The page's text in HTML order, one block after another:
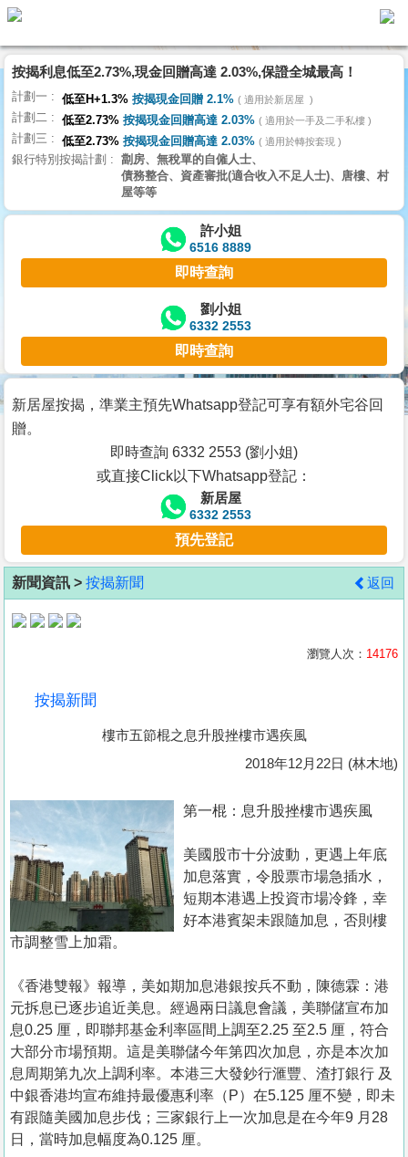
代
理
主
頁
搵
樓/
交
業
主
宅
谷
按
客
地
產
業
手
冊
關
我
們
按揭利息低至2.73%,現金回贈高達 2.03%,保證全城最高！
計劃一 低至H+1.3% 按揭現金回贈 2.1% 適用於新居屋
計劃二 低至2.73% 按揭現金回贈高達 2.03% 適用於一手及二手私樓
計劃三 低至2.73% 按揭現金回贈高達 2.03% 適用於轉按套現
銀行特別按揭計劃
劏房、無稅單的自僱人士、
債務整合、資產審批(適合收入不足人士)、唐樓、村
屋等等
許小姐
6516 8889
即時查詢
劉小姐
6332 2553
即時查詢
新居屋按揭，準業主預先Whatsapp登記可享有額外宅谷回
贈。
即時查詢 6332 2553 (劉小姐)
或直接Click以下Whatsapp登記：
新居屋
6332 2553
預先登記
新聞資訊 > 按揭新聞 返回
瀏覽人次： 14176
按揭新聞
樓市五節棍之息升股挫樓市遇疾風
2018年12月22日 (林木地)
第一棍：息升股挫樓市遇疾風
美國股市十分波動，更遇上年底
加息落實，令股票市場急插水，
短期本港遇上投資市場冷鋒，幸
好本港賓架未跟隨加息，否則樓
市調整雪上加霜。
《香港雙報》報導，美如期加息港銀按兵不動，陳德霖：港
元拆息已逐步追近美息。經過兩日議息會議，美聯儲宣布加
息0.25 厘，即聯邦基金利率區間上調至2.25 至2.5 厘，符合
大部分市場預期。這是美聯儲今年第四次加息，亦是本次加
息周期第九次上調利率。本港三大發鈔行滙豐、渣打銀行 及
中銀香港均宣布維持最優惠利率（P）在5.125 厘不變，即未
有跟隨美國加息步伐；三家銀行上一次加息是在今年9 月28
日，當時加息幅度為0.125 厘。